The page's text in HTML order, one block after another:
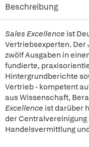
Beschreibung
Sales Excellence ist
Vertriebsexperten. Der
zwölf Ausgaben in
fundierte,
Hintergrundberichte
Vertrieb - kompetent
aus Wissenschaft,
Excellence ist darüber
der
Handelsvermittlung